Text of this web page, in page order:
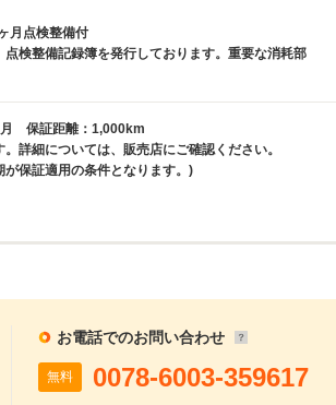
月点検整備付
検整備記録簿を発行しております。重要な消耗部
保証距離：1,000km
詳細については、販売店にご確認ください。
保証適用の条件となります。)
お電話でのお問い合わせ
無料 0078-6003-359617